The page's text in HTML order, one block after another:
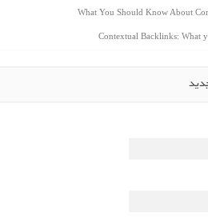
What You Should Know About
Contextual Backlinks: What